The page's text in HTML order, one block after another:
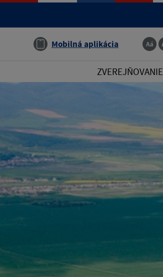
Mobilná aplikácia
ZVEREJŇOVANIE